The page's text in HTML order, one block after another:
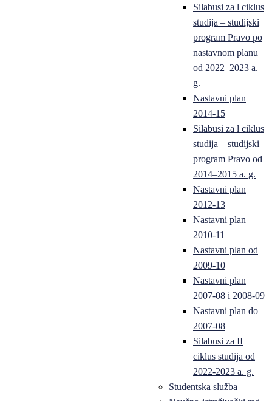
Silabusi za l ciklus
studija – studijski
program Pravo po
nastavnom planu
od 2022–2023 a.
g.
Nastavni plan
2014-15
Silabusi za l ciklus
studija – studijski
program Pravo od
2014–2015 a. g.
Nastavni plan
2012-13
Nastavni plan
2010-11
Nastavni plan od
2009-10
Nastavni plan
2007-08 i 2008-09
Nastavni plan do
2007-08
Silabusi za II
ciklus studija od
2022-2023 a. g.
Studentska služba